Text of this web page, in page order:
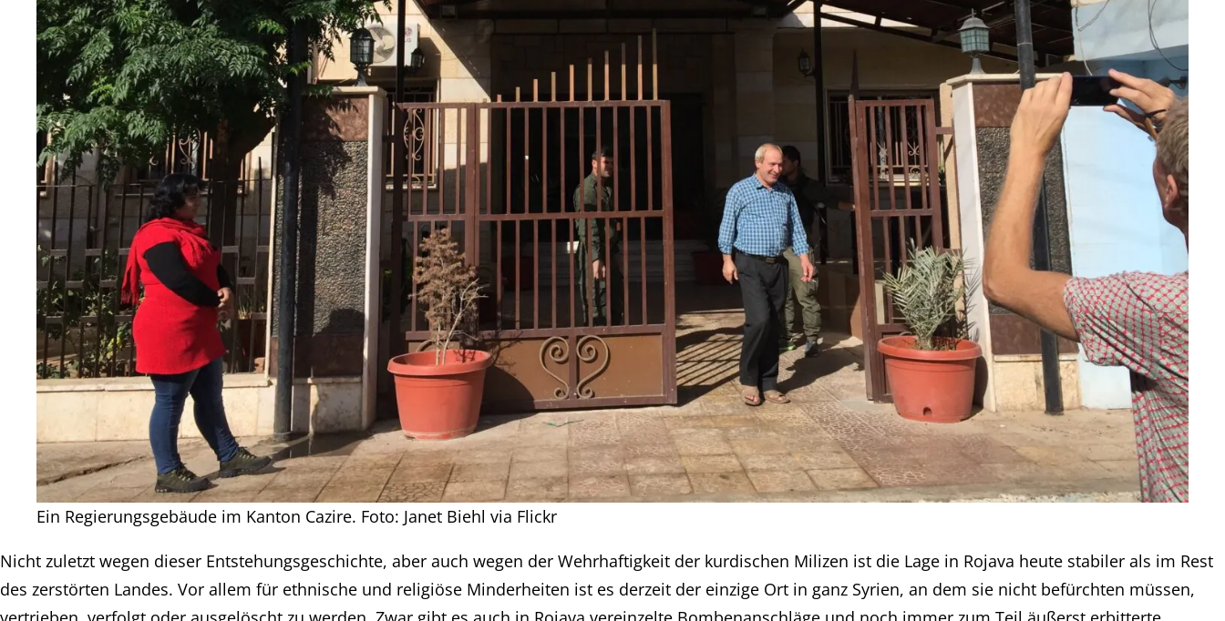
Ein Regierungsgebäude im Kanton Cazire. Foto: Janet Biehl via Flickr
Nicht zuletzt wegen dieser Entstehungsgeschichte, aber auch wegen der Wehrhaftigkeit der kurdischen Milizen ist die Lage in Rojava heute stabiler als im Rest
des zerstörten Landes. Vor allem für ethnische und religiöse Minderheiten ist es derzeit der einzige Ort in ganz Syrien, an dem sie nicht befürchten müssen,